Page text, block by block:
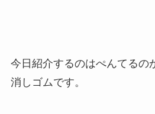
今日紹介するのはぺんてるの
消しゴムです。